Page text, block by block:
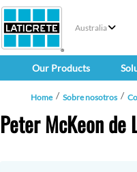
Australia
Our Products
Home Sobre nosotros
Peter McKeon de